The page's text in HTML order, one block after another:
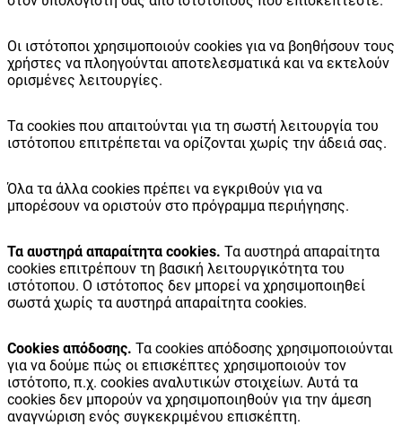
Οι ιστότοποι χρησιμοποιούν cookies για να βοηθήσουν τους
χρήστες να πλοηγούνται αποτελεσματικά και να εκτελούν
ορισμένες λειτουργίες.
Τα cookies που απαιτούνται για τη σωστή λειτουργία του
ιστότοπου επιτρέπεται να ορίζονται χωρίς την άδειά σας.
Όλα τα άλλα cookies πρέπει να εγκριθούν για να
μπορέσουν να οριστούν στο πρόγραμμα περιήγησης.
Τα αυστηρά απαραίτητα cookies. Τα αυστηρά απαραίτητα
cookies επιτρέπουν τη βασική λειτουργικότητα του
ιστότοπου. Ο ιστότοπος δεν μπορεί να χρησιμοποιηθεί
σωστά χωρίς τα αυστηρά απαραίτητα cookies.
Cookies απόδοσης. Τα cookies απόδοσης χρησιμοποιούνται
για να δούμε πώς οι επισκέπτες χρησιμοποιούν τον
ιστότοπο, π.χ. cookies αναλυτικών στοιχείων. Αυτά τα
cookies δεν μπορούν να χρησιμοποιηθούν για την άμεση
αναγνώριση ενός συγκεκριμένου επισκέπτη.